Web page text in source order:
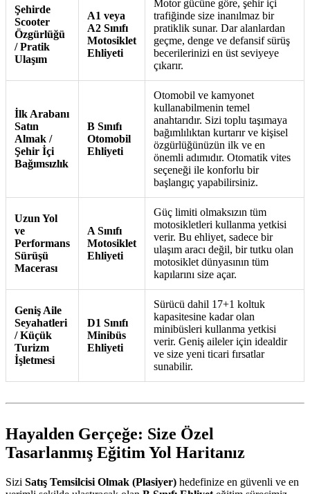
Şehirde
Scooter
Özgürlüğü
/ Pratik
Ulaşım
A1 veya
A2 Sınıfı
Motosiklet
Ehliyeti
Motor gücüne göre, şehir içi
trafiğinde size inanılmaz bir
pratiklik sunar. Dar alanlardan
geçme, denge ve defansif sürüş
becerilerinizi en üst seviyeye
çıkarır.
İlk Arabanı
Satın
Almak /
Şehir İçi
Bağımsızlık
B Sınıfı
Otomobil
Ehliyeti
Otomobil ve kamyonet
kullanabilmenin temel
anahtarıdır. Sizi toplu taşımaya
bağımlılıktan kurtarır ve kişisel
özgürlüğünüzün ilk ve en
önemli adımıdır. Otomatik vites
seçeneği ile konforlu bir
başlangıç yapabilirsiniz.
Uzun Yol
ve
Performans
Sürüşü
Macerası
A Sınıfı
Motosiklet
Ehliyeti
Güç limiti olmaksızın tüm
motosikletleri kullanma yetkisi
verir. Bu ehliyet, sadece bir
ulaşım aracı değil, bir tutku olan
motosiklet dünyasının tüm
kapılarını size açar.
Geniş Aile
Seyahatleri
/ Küçük
Turizm
İşletmesi
D1 Sınıfı
Minibüs
Ehliyeti
Sürücü dahil 17+1 koltuk
kapasitesine kadar olan
minibüsleri kullanma yetkisi
verir. Geniş aileler için idealdir
ve size yeni ticari fırsatlar
sunabilir.
Hayalden Gerçeğe: Size Özel
Tasarlanmış Eğitim Yol Haritanız
Sizi Satış Temsilcisi Olmak (Plasiyer) hedefinize en güvenli ve en